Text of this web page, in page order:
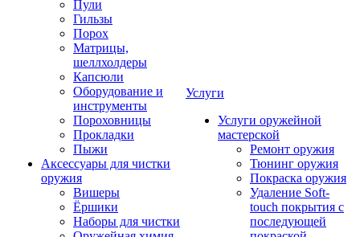
Пули
Гильзы
Порох
Матрицы,
шеллхолдеры
Капсюли
Оборудование и
инструменты
Пороховницы
Прокладки
Пыжи
Аксессуары для чистки
оружия
Вишеры
Ёршики
Наборы для чистки
Услуги
Услуги оружейной
мастерской
Ремонт оружия
Тюнинг оружия
Покраска оружия
Удаление Soft-
touch покрытия с
последующей